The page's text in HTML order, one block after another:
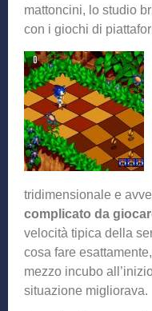
mattoncini, lo studio
con i giochi di
tridimensionale e
complicato da
velocità tipica della
cosa fare
mezzo incubo
situazione migliorava.